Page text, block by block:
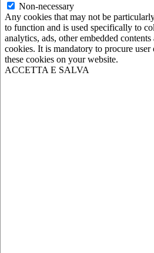
Non-necessary
Any cookies that may not be
to function and is used specifically to
analytics, ads, other embedded
cookies. It is mandatory to procure
these cookies on your website.
ACCETTA E SALVA